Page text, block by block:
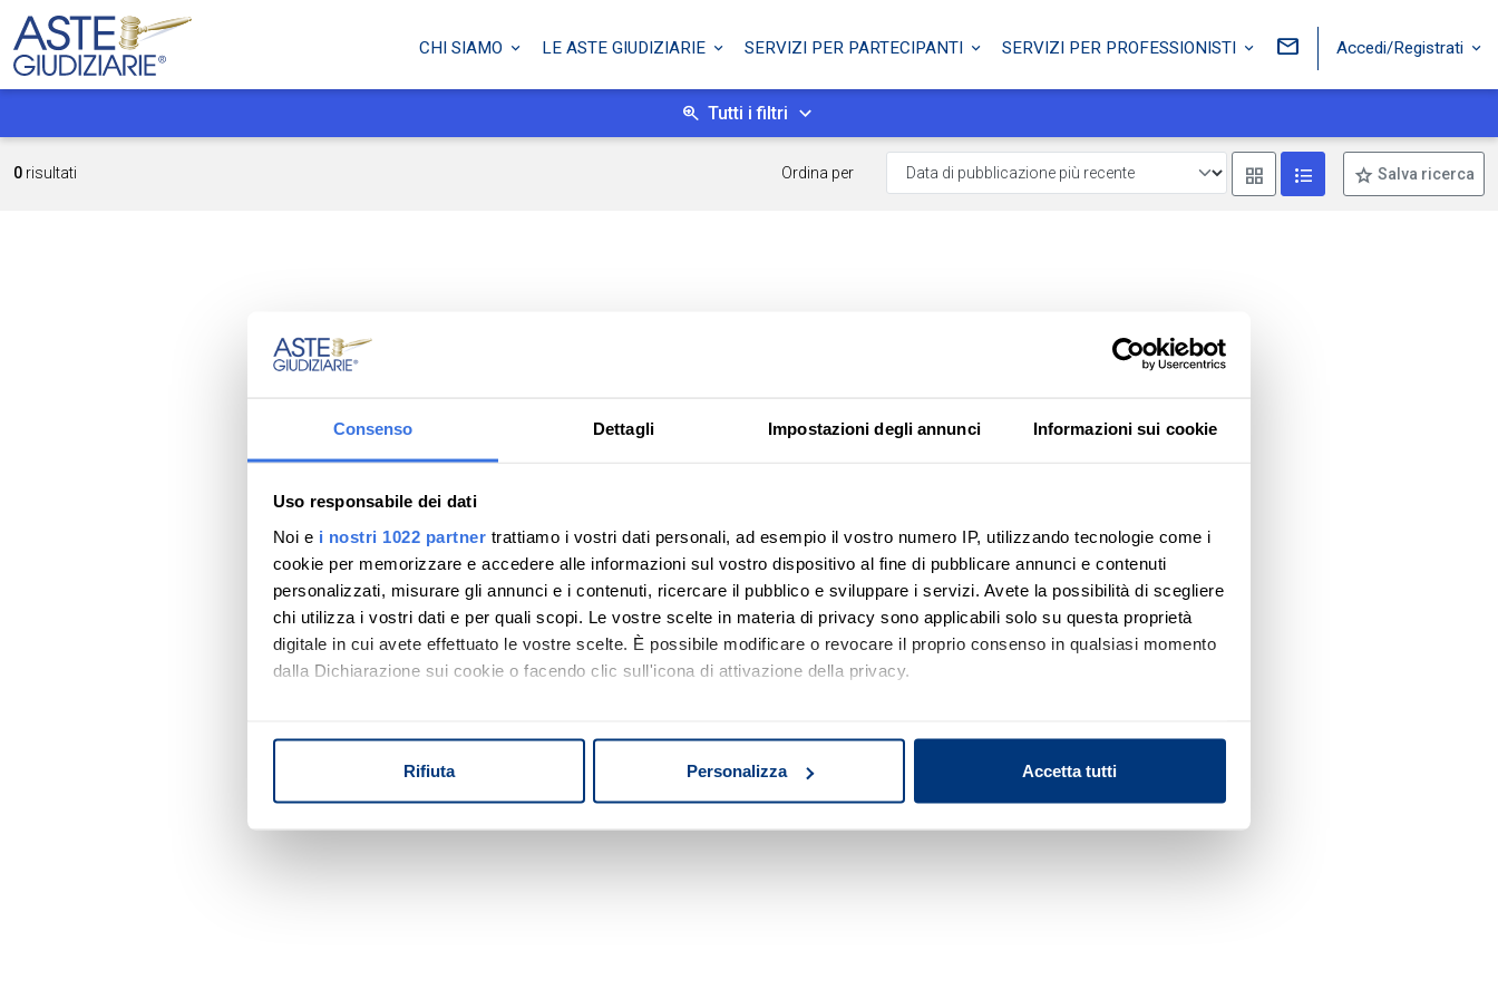
Consenso Dettagli Impostazioni degli annunci Informazioni sui cookie
Uso responsabile dei dati
Noi e i nostri 1022 partner trattiamo i vostri dati personali, ad esempio il vostro numero IP, utilizzando tecnologie come i
cookie per memorizzare e accedere alle informazioni sul vostro dispositivo al fine di pubblicare annunci e contenuti
personalizzati, misurare gli annunci e i contenuti, ricercare il pubblico e sviluppare i servizi. Avete la possibilità di scegliere
chi utilizza i vostri dati e per quali scopi. Le vostre scelte in materia di privacy sono applicabili solo su questa proprietà
digitale in cui avete effettuato le vostre scelte. È possibile modificare o revocare il proprio consenso in qualsiasi momento
dalla Dichiarazione sui cookie o facendo clic sull'icona di attivazione della privacy.
Identificare il tuo dispositivo, scansionandolo attivamente alla ricerca di caratteristiche specifiche (impronte
digitali).
Rifiuta Personalizza Accetta tutti
CHI SIAMO LE ASTE GIUDIZIARIE SERVIZI PER PARTECIPANTI SERVIZI PER PROFESSIONISTI Accedi/Registrati
Tutti i filtri
0 risultati Ordina per Mostra come box
Mostra come lista
Salva ricerca
Nessun risultato di ricerca
Prova a modificare o rimuovere alcuni filtri o
a cambiare l'area di ricerca.